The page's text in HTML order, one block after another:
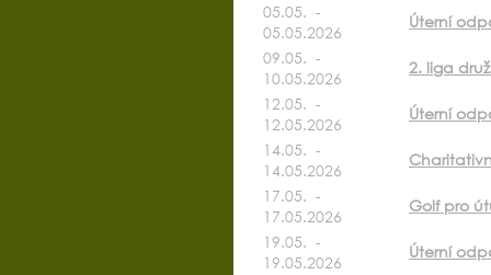
05.05. -
05.05.2026
Úterní
09.05. -
10.05.2026
2. liga
12.05. -
12.05.2026
Úterní
14.05. -
14.05.2026
17.05. -
17.05.2026
Golf pro
19.05. -
19.05.2026
Úterní